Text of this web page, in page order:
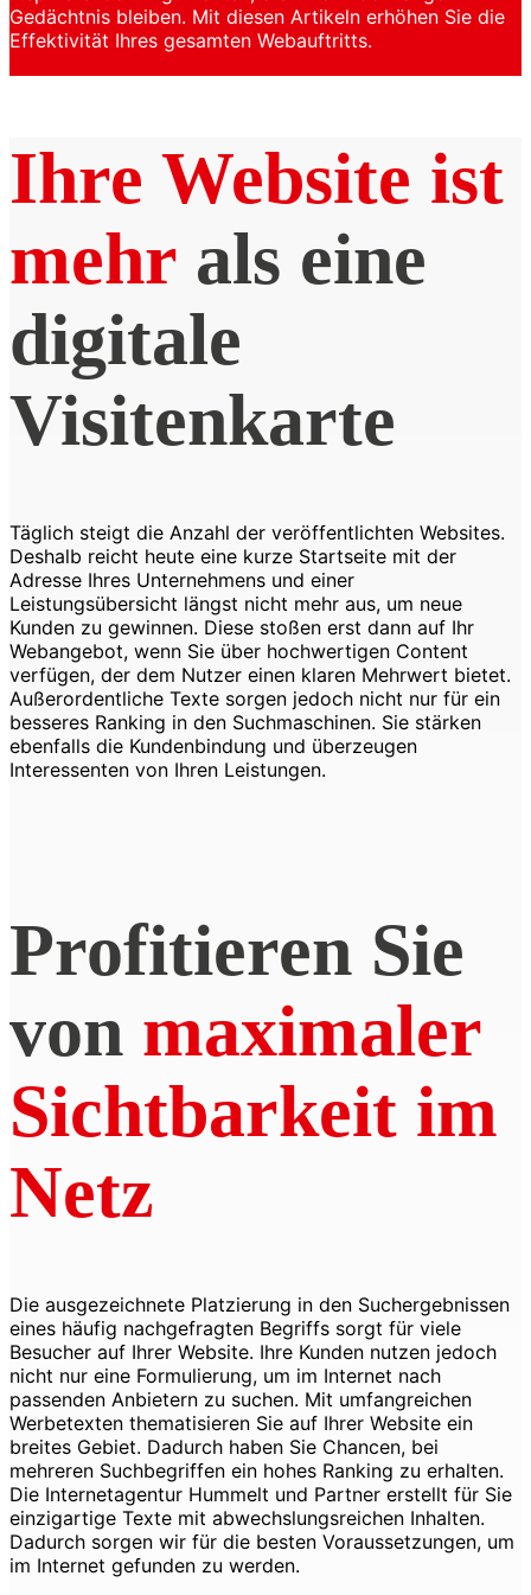
Gedächtnis bleiben. Mit diesen Artikeln erhöhen Sie die
Effektivität Ihres gesamten Webauftritts.
Ihre Website ist
mehr als eine
digitale
Visitenkarte
Täglich steigt die Anzahl der veröffentlichten Websites.
Deshalb reicht heute eine kurze Startseite mit der
Adresse Ihres Unternehmens und einer
Leistungsübersicht längst nicht mehr aus, um neue
Kunden zu gewinnen. Diese stoßen erst dann auf Ihr
Webangebot, wenn Sie über hochwertigen Content
verfügen, der dem Nutzer einen klaren Mehrwert bietet.
Außerordentliche Texte sorgen jedoch nicht nur für ein
besseres Ranking in den Suchmaschinen. Sie stärken
ebenfalls die Kundenbindung und überzeugen
Interessenten von Ihren Leistungen.
Profitieren Sie
von maximaler
Sichtbarkeit im
Netz
Die ausgezeichnete Platzierung in den Suchergebnissen
eines häufig nachgefragten Begriffs sorgt für viele
Besucher auf Ihrer Website. Ihre Kunden nutzen jedoch
nicht nur eine Formulierung, um im Internet nach
passenden Anbietern zu suchen. Mit umfangreichen
Werbetexten thematisieren Sie auf Ihrer Website ein
breites Gebiet. Dadurch haben Sie Chancen, bei
mehreren Suchbegriffen ein hohes Ranking zu erhalten.
Die Internetagentur Hummelt und Partner erstellt für Sie
einzigartige Texte mit abwechslungsreichen Inhalten.
Dadurch sorgen wir für die besten Voraussetzungen, um
im Internet gefunden zu werden.